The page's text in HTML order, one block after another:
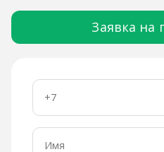
Заявка на